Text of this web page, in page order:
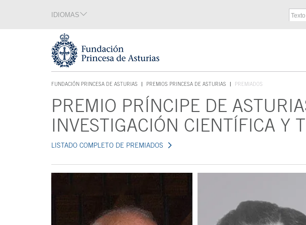
Tecla de acceso 1
IDIOMAS
FUNDACIÓN PRINCESA DE ASTURIAS
TECLA DE ACCESO 1
PREMIOS PRINCESA DE ASTURIAS PREMIADOS
Contenido principalPREMIO PRÍNCIPE DE
INVESTIGACIÓN CIENTÍFICA Y
LISTADO COMPLETO DE PREMIADOS